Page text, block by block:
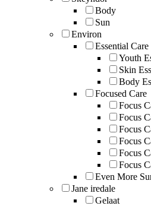
Body
Sun
Environ
Essential Care
Youth
Skin
Body
Focused Care
Focus
Focus
Focus
Focus
Focus
Focus
Even More
Jane iredale
Gelaat